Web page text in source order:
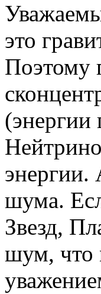
это
Поэтому
(энергии
энергии.
шума.
Звезд,
шум, что